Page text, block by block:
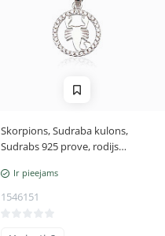
Skorpions, Sudraba kulons,
Sudrabs 925 prove, rodijs
Ir pieejams
1546151